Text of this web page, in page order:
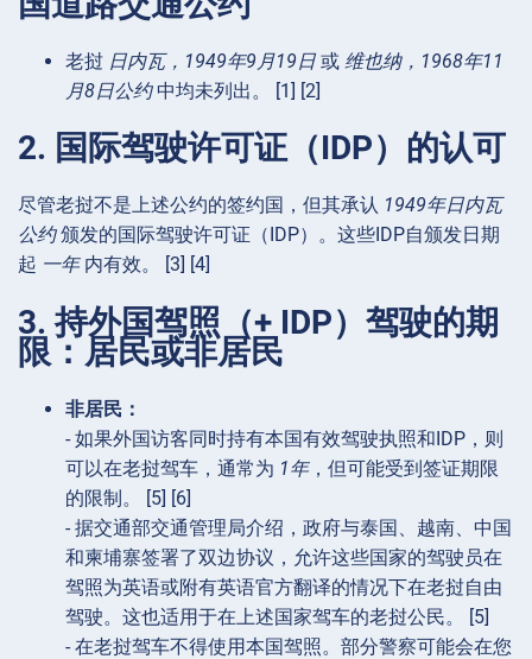
老挝 日内瓦，1949年9月19日 或 维也纳，1968年11
月8日公约中均未列出。 [1] [2]
2. 国际驾驶许可证（IDP）的认可
尽管老挝不是上述公约的签约国，但其承认 1949年日内瓦
公约颁发的国际驾驶许可证（IDP）。这些IDP自颁发日期
起 一年内有效。 [3] [4]
3. 持外国驾照（+ IDP）驾驶的期
限：居民或非居民
非居民：
- 如果外国访客同时持有本国有效驾驶执照和IDP，则
可以在老挝驾车，通常为 1年，但可能受到签证期限
的限制。 [5] [6]
- 据交通部交通管理局介绍，政府与泰国、越南、中国
和柬埔寨签署了双边协议，允许这些国家的驾驶员在
驾照为英语或附有英语官方翻译的情况下在老挝自由
驾驶。这也适用于在上述国家驾车的老挝公民。 [5]
- 在老挝驾车不得使用本国驾照。部分警察可能会在您